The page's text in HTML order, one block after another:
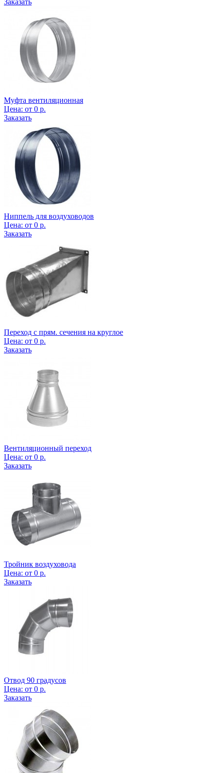
Заказать
Муфта вентиляционная
Цена: от 0 р.
Заказать
Ниппель для воздуховодов
Цена: от 0 р.
Заказать
Переход с прям. сечения на круглое
Цена: от 0 р.
Заказать
Вентиляционный переход
Цена: от 0 р.
Заказать
Тройник воздуховода
Цена: от 0 р.
Заказать
Отвод 90 градусов
Цена: от 0 р.
Заказать